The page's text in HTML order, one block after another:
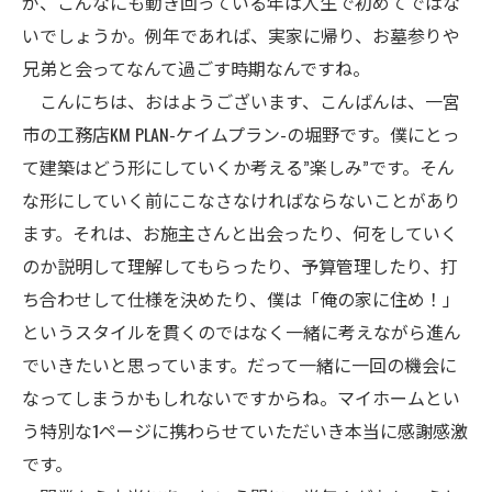
いでしょうか。例年であれば、実家に帰り、お墓参りや
兄弟と会ってなんて過ごす時期なんですね。
こんにちは、おはようございます、こんばんは、一宮
市の工務店KM PLAN-ケイムプラン-の堀野です。僕にとっ
て建築はどう形にしていくか考える”楽しみ”です。そん
な形にしていく前にこなさなければならないことがあり
ます。それは、お施主さんと出会ったり、何をしていく
のか説明して理解してもらったり、予算管理したり、打
ち合わせして仕様を決めたり、僕は「俺の家に住め！」
というスタイルを貫くのではなく一緒に考えながら進ん
でいきたいと思っています。だって一緒に一回の機会に
なってしまうかもしれないですからね。マイホームとい
う特別な1ページに携わらせていただいき本当に感謝感激
です。